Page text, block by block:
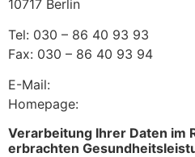
10717 Berlin
Tel: 030 – 86 40 93 93
Fax: 030 – 86 40 93 94
E-Mail:
Homepage:
Verarbeitung Ihrer Daten im
erbrachten